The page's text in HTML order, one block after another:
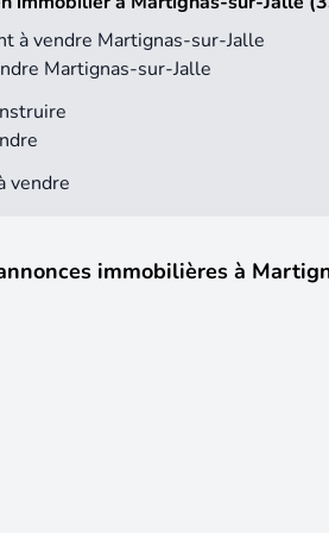
à vendre Martignas-sur-Jalle
Martignas-sur-Jalle
vendre
immobilières à